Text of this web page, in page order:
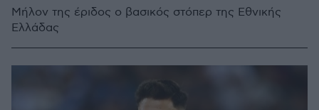
Μήλον της έριδος ο βασικός στόπερ της Εθνικής
Ελλάδας